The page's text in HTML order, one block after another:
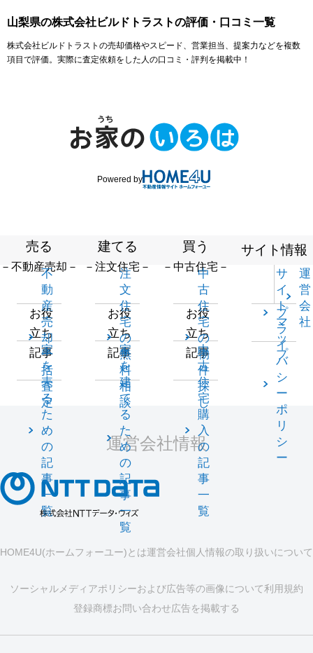
山梨県の株式会社ビルドトラストの評価・口コミ一覧
株式会社ビルドトラストの売却価格やスピード、営業担当、提案力などを複数
項目で評価。実際に査定依頼をした人の口コミ・評判を掲載中！
Powered by
売る
－不動産売却－
不
動
産
売
却
一
括
査
定
お役
立ち
記事
家
を
売
る
た
め
の
記
事
一
覧
建てる
－注文住宅－
注
文
住
宅
の
無
料
相
談
お役
立ち
記事
家
を
建
て
る
た
め
の
記
事
一
覧
買う
－中古住宅－
中
古
住
宅
の
物
件
探
し
お役
立ち
記事
中
古
住
宅
購
入
の
記
事
一
覧
サイト情報
サ
イ
ト
マ
ッ
プ
運
営
会
社
プ
ラ
イ
バ
シ
ー
ポ
リ
シ
ー
運営会社情報
HOME4U(ホームフォーユー)とは運営会社個人情報の取り扱いについて
ソーシャルメディアポリシーおよび広告等の画像について利用規約
登録商標お問い合わせ広告を掲載する